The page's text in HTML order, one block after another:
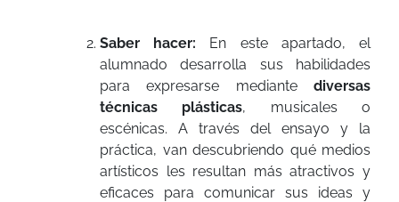
Saber hacer: En este apartado, el
alumnado desarrolla sus habilidades
para expresarse mediante diversas
técnicas plásticas, musicales o
escénicas. A través del ensayo y la
práctica, van descubriendo qué medios
artísticos les resultan más atractivos y
eficaces para comunicar sus ideas y